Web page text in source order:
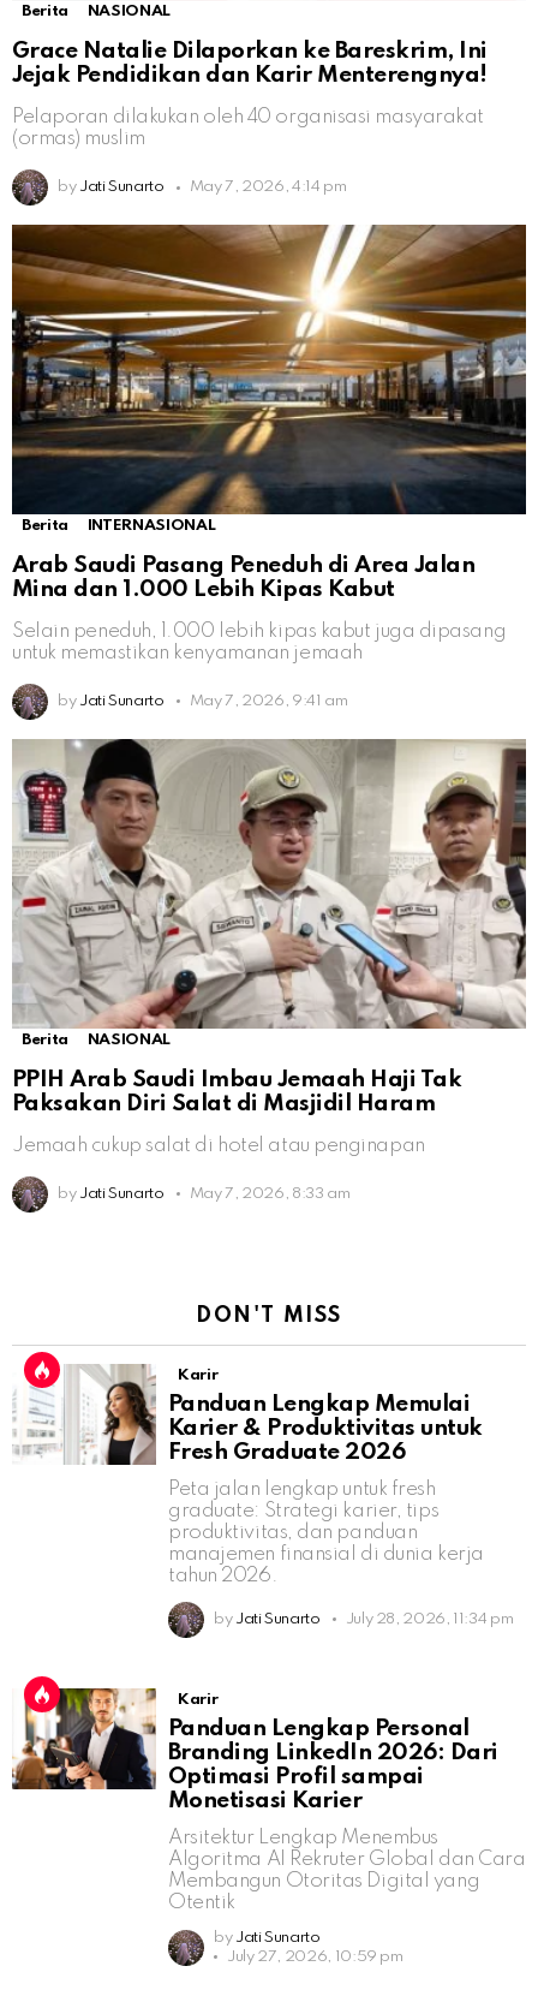
Berita NASIONAL
Grace Natalie Dilaporkan ke Bareskrim, Ini
Jejak Pendidikan dan Karir Menterengnya!
Pelaporan dilakukan oleh 40 organisasi masyarakat
(ormas) muslim
by Jati Sunarto May 7, 2026, 4:14 pm
Berita INTERNASIONAL
Arab Saudi Pasang Peneduh di Area Jalan
Mina dan 1.000 Lebih Kipas Kabut
Selain peneduh, 1.000 lebih kipas kabut juga dipasang
untuk memastikan kenyamanan jemaah
by Jati Sunarto May 7, 2026, 9:41 am
Berita NASIONAL
PPIH Arab Saudi Imbau Jemaah Haji Tak
Paksakan Diri Salat di Masjidil Haram
Jemaah cukup salat di hotel atau penginapan
by Jati Sunarto May 7, 2026, 8:33 am
DON'T MISS
Karir
Panduan Lengkap Memulai
Karier & Produktivitas untuk
Fresh Graduate 2026
Peta jalan lengkap untuk fresh
graduate: Strategi karier, tips
produktivitas, dan panduan
manajemen finansial di dunia kerja
tahun 2026.
by Jati Sunarto July 28, 2026, 11:34 pm
Karir
Panduan Lengkap Personal
Branding LinkedIn 2026: Dari
Optimasi Profil sampai
Monetisasi Karier
Arsitektur Lengkap Menembus
Algoritma AI Rekruter Global dan Cara
Membangun Otoritas Digital yang
Otentik
by Jati Sunarto
July 27, 2026, 10:59 pm